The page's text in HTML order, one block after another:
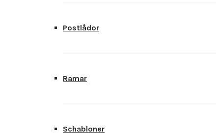
Postlådor
Ramar
Schabloner